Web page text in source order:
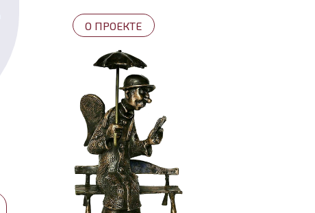
О ПРОЕКТЕ